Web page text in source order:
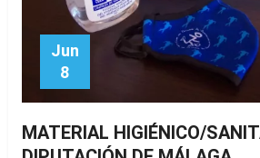
Jun
8
MATERIAL HIGIÉNICO/